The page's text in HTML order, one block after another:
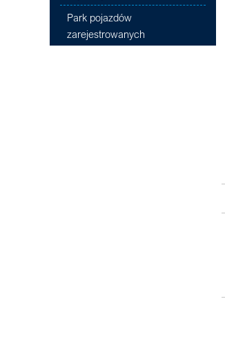
Park pojazdów
zarejestrowanych